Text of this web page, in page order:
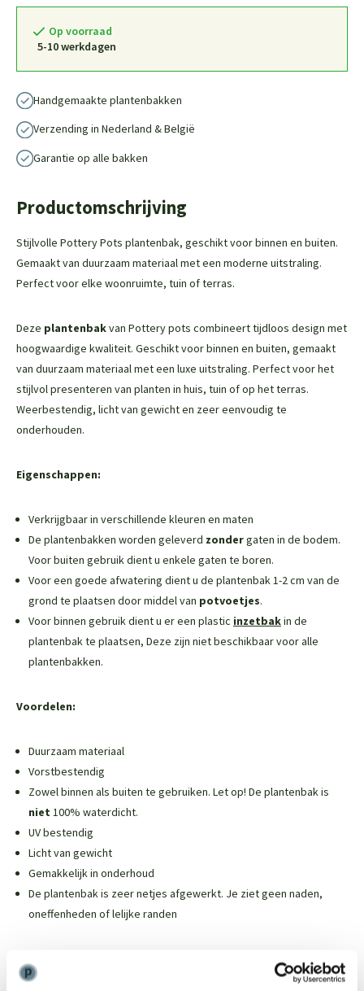
Op voorraad
5-10 werkdagen
Handgemaakte plantenbakken
Verzending in Nederland & België
Garantie op alle bakken
Productomschrijving
Stijlvolle Pottery Pots plantenbak, geschikt voor binnen en buiten.
Gemaakt van duurzaam materiaal met een moderne uitstraling.
Perfect voor elke woonruimte, tuin of terras.
Deze plantenbakvan Pottery pots combineert tijdloos design met
hoogwaardige kwaliteit. Geschikt voor binnen en buiten, gemaakt
van duurzaam materiaal met een luxe uitstraling. Perfect voor het
stijlvol presenteren van planten in huis, tuin of op het terras.
Weerbestendig, licht van gewicht en zeer eenvoudig te
onderhouden.
Eigenschappen:
Verkrijgbaar in verschillende kleuren en maten
De plantenbakken worden geleverd zondergaten in de bodem.
Voor buiten gebruik dient u enkele gaten te boren.
Voor een goede afwatering dient u de plantenbak 1-2 cm van de
grond te plaatsen door middel van potvoetjes.
Voor binnen gebruik dient u er een plastic inzetbakin de
plantenbak te plaatsen, Deze zijn niet beschikbaar voor alle
plantenbakken.
Voordelen:
Duurzaam materiaal
Vorstbestendig
Zowel binnen als buiten te gebruiken. Let op! De plantenbak is
niet 100% waterdicht.
UV bestendig
Licht van gewicht
Gemakkelijk in onderhoud
De plantenbak is zeer netjes afgewerkt. Je ziet geen naden,
oneffenheden of lelijke randen